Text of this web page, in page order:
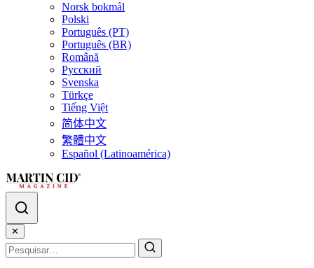
Norsk bokmål
Polski
Português (PT)
Português (BR)
Română
Русский
Svenska
Türkçe
Tiếng Việt
简体中文
繁體中文
Español (Latinoamérica)
✕